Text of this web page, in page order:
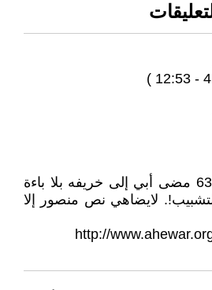
في جنادرية ربيع الأول 63 مضى أبي إلى خريفه بلا باءة
لايضاهي نص منصور إلا
http://